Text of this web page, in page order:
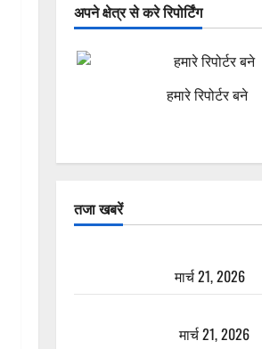
अपने क्षेत्र से करे रिपोर्टिंग
हमारे रिपोर्टर बने
तजा खबरें
मार्च 21, 2026
मार्च 21, 2026